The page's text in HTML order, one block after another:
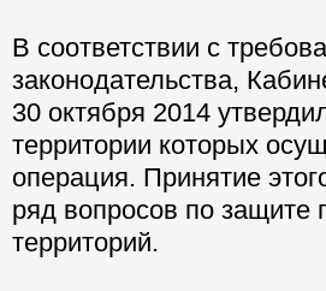
В соответствии с
законодательства,
30 октября 2014
территории которых
операция. Принятие
ряд вопросов по защите
территорий.